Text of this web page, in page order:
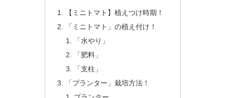
【ミニトマト】植えつけ時期！
「ミニトマト」の植え付け！
「水やり」
「肥料」
「支柱」
「プランター」栽培方法！